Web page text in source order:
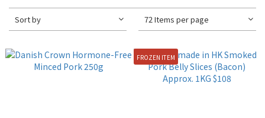
Sort by 72 Items per page
FROZEN ITEM